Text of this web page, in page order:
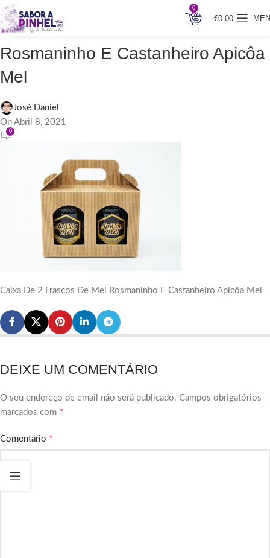
0
€0.00
Caixa De 2 Frascos De Mel
Rosmaninho E Castanheiro Apicôa
Mel
José Daniel
On Abril 8, 2021
0
Caixa De 2 Frascos De Mel Rosmaninho E Castanheiro Apicôa Mel
DEIXE UM COMENTÁRIO
O seu endereço de email não será publicado. Campos obrigatórios
marcados com *
Comentário *